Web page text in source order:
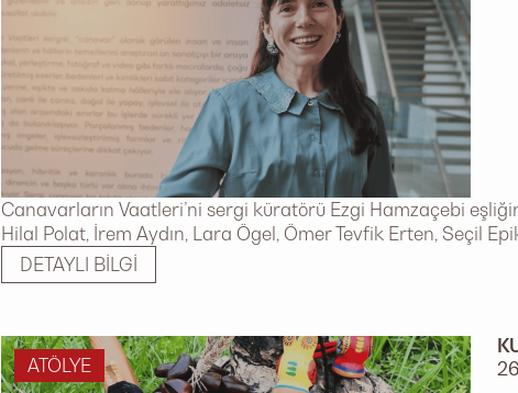
Canavarların Vaatleri’ni sergi küratörü Ezgi Hamzaçebi
Hilal Polat, İrem Aydın, Lara Ögel, Ömer Tevfik Erten, Seçil
DETAYLI BILGI
ATÖLYE